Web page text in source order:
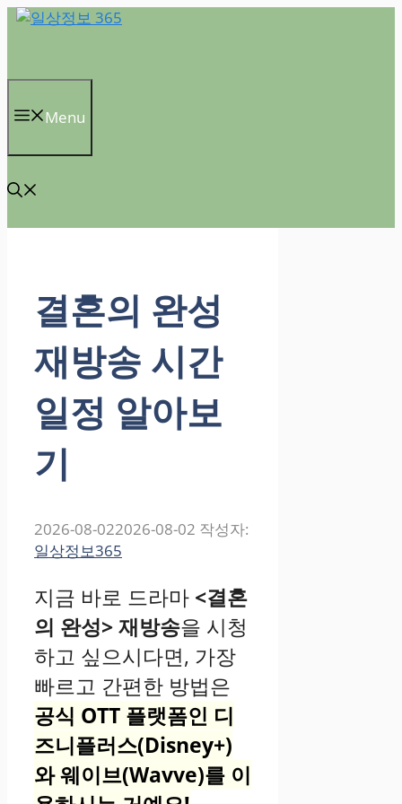
컨
로
너
Menu
결혼의 완성
재방송 시간
일정 알아보
기
2026-08-022026-08-02 작성자:
일상정보365
지금 바로 드라마 <결혼
의 완성> 재방송을 시청
하고 싶으시다면, 가장
빠르고 간편한 방법은
공식 OTT 플랫폼인 디
즈니플러스(Disney+)
와 웨이브(Wavve)를 이